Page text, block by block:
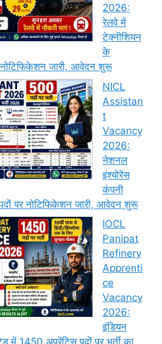
2026:
रेलवे में
टेक्नीशियन
के
नोटिफिकेशन जारी, आवेदन शुरू
NICL
Assistan
t
Vacancy
2026:
नेशनल
इंश्योरेंस
कंपनी
पर नोटिफिकेशन जारी, आवेदन शुरू
IOCL
Panipat
Refinery
Apprenti
ce
Vacancy
2026:
इंडियन